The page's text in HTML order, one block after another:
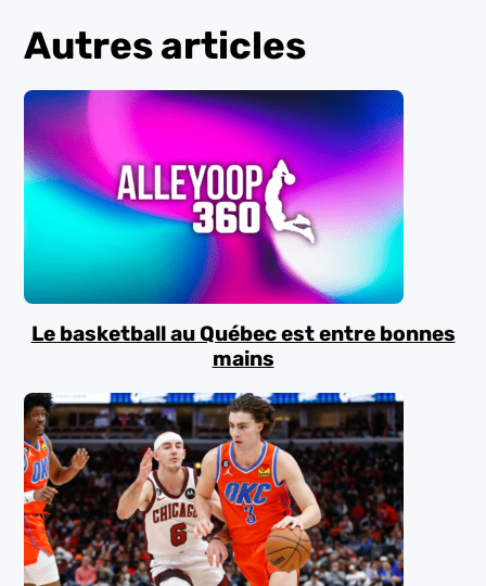
Autres articles
Le basketball au Québec est entre bonnes
mains